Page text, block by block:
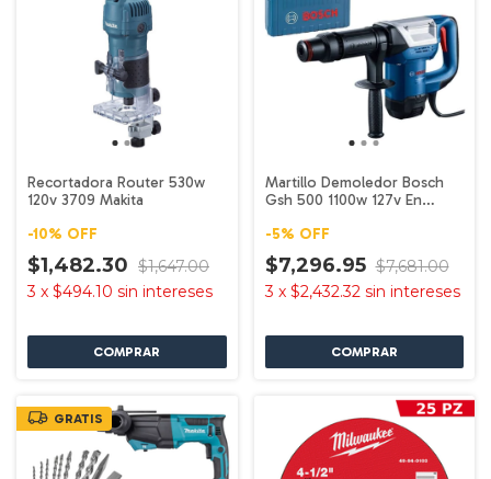
Recortadora Router 530w
120v 3709 Makita
-10% OFF
$1,482.30 $1,647.00
3 x $494.10 sin intereses
Martillo Demoledor Bosch
Gsh 500 1100w 127v En
-5% OFF
$7,296.95 $7,681.00
3 x $2,432.32 sin intereses
GRATIS